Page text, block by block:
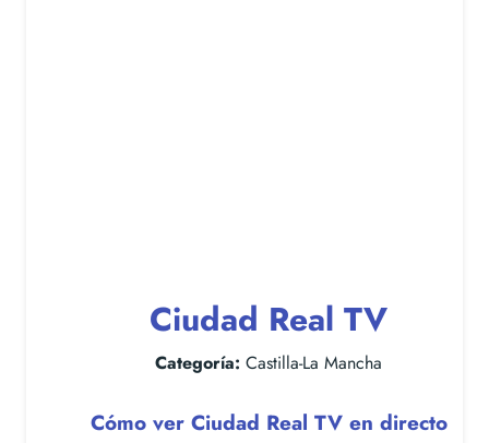
Ciudad Real TV
Categoría: Castilla-La Mancha
Cómo ver Ciudad Real TV en directo